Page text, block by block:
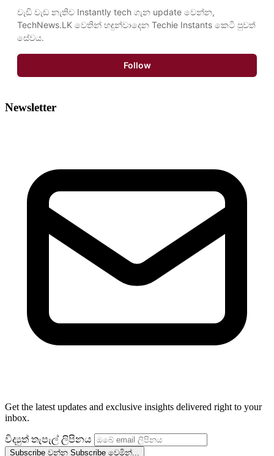
වැඩි වැඩ නැතිව Instantly tech ගැන update වෙන්න,
TechNews.LK වෙතින් හඳුන්වාදෙන Techie Instants කෙටි පුවත්
සේවය.
Follow
Newsletter
Get the latest updates and exclusive insights delivered right to your
inbox.
විද්‍යුත් තැපැල් ලිපිනය
Subscribe වන්න Subscribe වෙමින්...